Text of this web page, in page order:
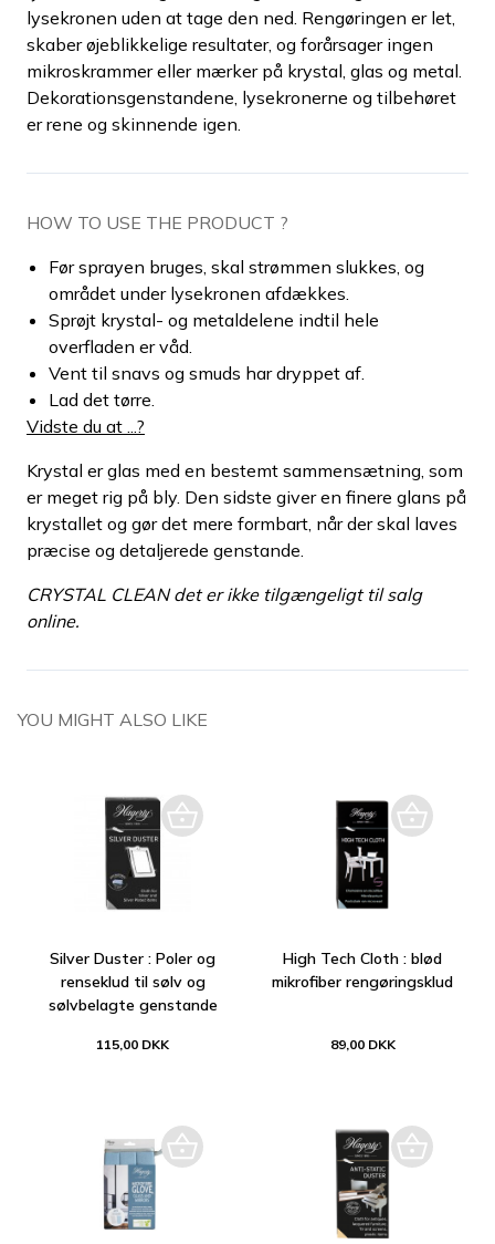
lysekronen uden at tage den ned. Rengøringen er let,
skaber øjeblikkelige resultater, og forårsager ingen
mikroskrammer eller mærker på krystal, glas og metal.
Dekorationsgenstandene, lysekronerne og tilbehøret
er rene og skinnende igen.
HOW TO USE THE PRODUCT ?
Før sprayen bruges, skal strømmen slukkes, og
området under lysekronen afdækkes.
Sprøjt krystal- og metaldelene indtil hele
overfladen er våd.
Vent til snavs og smuds har dryppet af.
Lad det tørre.
Vidste du at ...?
Krystal er glas med en bestemt sammensætning, som
er meget rig på bly. Den sidste giver en finere glans på
krystallet og gør det mere formbart, når der skal laves
præcise og detaljerede genstande.
CRYSTAL CLEAN det er ikke tilgængeligt til salg
online.
YOU MIGHT ALSO LIKE
Silver Duster : Poler og
renseklud til sølv og
sølvbelagte genstande
115,00 DKK
High Tech Cloth : blød
mikrofiber rengøringsklud
89,00 DKK